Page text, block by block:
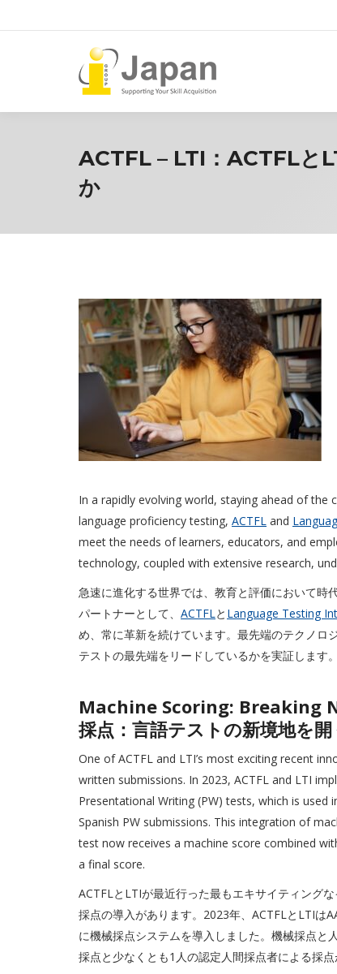
ACTFL – LTI：ACTFLと
か
In a rapidly evolving world, staying ahead of the
language proficiency testing, ACTFL and
meet the needs of learners, educators, and
technology, coupled with extensive research,
急速に進化する世界では、教育と評価において時
パートナーとして、 ACTFLと Language Testing
め、常に革新を続けています。最先端のテクノロ
テストの最先端をリードしているかを実証します。
Machine Scoring: Breaking
採点：言語テストの新境地を開
One of ACTFL and LTI’s most exciting recent
written submissions. In 2023, ACTFL and LTI
Presentational Writing (PW) tests, which is
Spanish PW submissions. This integration of
test now receives a machine score combined
a final score.
ACTFLとLTIが最近行った最もエキサイティング
採点の導入があります。2023年、ACTFLとLTIは
に機械採点システムを導入しました。機械採点と
採点と少なくとも1人の認定人間採点者による採